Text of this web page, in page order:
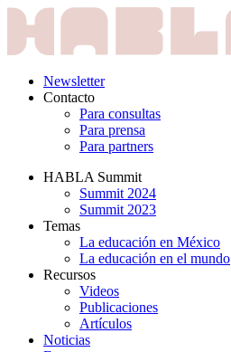
Newsletter
Contacto
Para consultas
Para prensa
Para partners
HABLA Summit
Summit 2024
Summit 2023
Temas
La educación en México
La educación en el mundo
Recursos
Videos
Publicaciones
Artículos
Noticias